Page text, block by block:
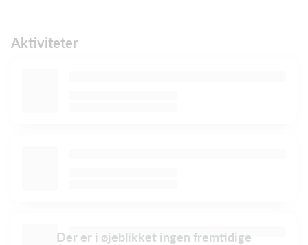
Aktiviteter
Der er i øjeblikket ingen fremtidige